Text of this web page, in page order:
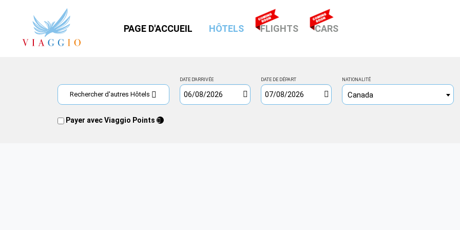
PAGE D'ACCUEIL HÔTELS(CURRENT)
FLIGHTS CARS
Rechercher d'autres Hôtels
DATE D'ARRIVÉE DATE DE DÉPART NATIONALITÉ
Canada
Payer avec Viaggio Points